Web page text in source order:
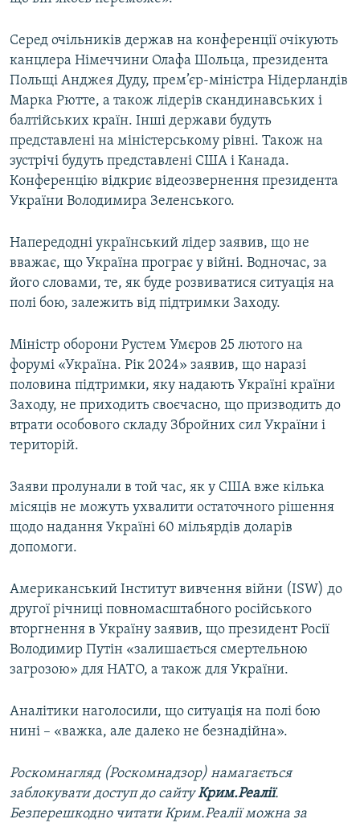
Серед очільників держав на конференції очікують
канцлера Німеччини Олафа Шольца, президента
Польщі Анджея Дуду, прем’єр-міністра Нідерландів
Марка Рютте, а також лідерів скандинавських і
балтійських країн. Інші держави будуть
представлені на міністерському рівні. Також на
зустрічі будуть представлені США і Канада.
Конференцію відкриє відеозвернення президента
України Володимира Зеленського.
Напередодні український лідер заявив, що не
вважає, що Україна програє у війні. Водночас, за
його словами, те, як буде розвиватися ситуація на
полі бою, залежить від підтримки Заходу.
Міністр оборони Рустем Умєров 25 лютого на
форумі «Україна. Рік 2024» заявив, що наразі
половина підтримки, яку надають Україні країни
Заходу, не приходить своєчасно, що призводить до
втрати особового складу Збройних сил України і
територій.
Заяви пролунали в той час, як у США вже кілька
місяців не можуть ухвалити остаточного рішення
щодо надання Україні 60 мільярдів доларів
допомоги.
Американський Інститут вивчення війни (ISW) до
другої річниці повномасштабного російського
вторгнення в Україну заявив, що президент Росії
Володимир Путін «залишається смертельною
загрозою» для НАТО, а також для України.
Аналітики наголосили, що ситуація на полі бою
нині – «важка, але далеко не безнадійна».
Роскомнагляд (Роскомнадзор) намагається
заблокувати доступ до сайтуКрим.Реалії.
Безперешкодно читати Крим.Реалії можна за